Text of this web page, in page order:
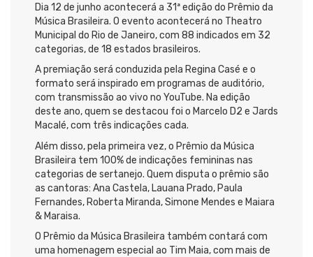
Dia 12 de junho acontecerá a 31ª edição do Prêmio da
Música Brasileira. O evento acontecerá no Theatro
Municipal do Rio de Janeiro, com 88 indicados em 32
categorias, de 18 estados brasileiros.
A premiação será conduzida pela Regina Casé e o
formato será inspirado em programas de auditório,
com transmissão ao vivo no YouTube. Na edição
deste ano, quem se destacou foi o Marcelo D2 e Jards
Macalé, com três indicações cada.
Além disso, pela primeira vez, o Prêmio da Música
Brasileira tem 100% de indicações femininas nas
categorias de sertanejo. Quem disputa o prêmio são
as cantoras: Ana Castela, Lauana Prado, Paula
Fernandes, Roberta Miranda, Simone Mendes e Maiara
& Maraisa.
O Prêmio da Música Brasileira também contará com
uma homenagem especial ao Tim Maia, com mais de